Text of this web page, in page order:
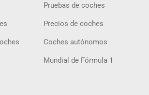
Pruebas de coches
Precios de coches
Coches autónomos
Mundial de Fórmula 1